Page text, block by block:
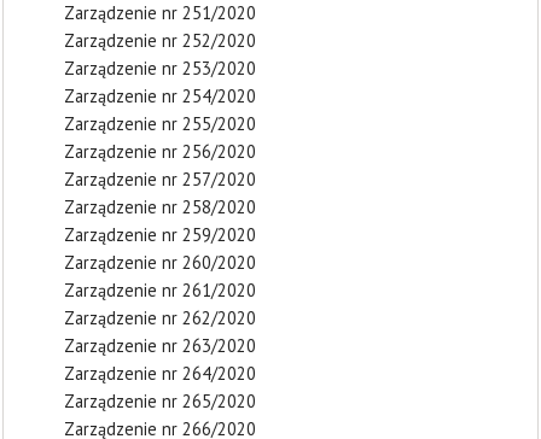
Zarządzenie nr 251/2020
Zarządzenie nr 252/2020
Zarządzenie nr 253/2020
Zarządzenie nr 254/2020
Zarządzenie nr 255/2020
Zarządzenie nr 256/2020
Zarządzenie nr 257/2020
Zarządzenie nr 258/2020
Zarządzenie nr 259/2020
Zarządzenie nr 260/2020
Zarządzenie nr 261/2020
Zarządzenie nr 262/2020
Zarządzenie nr 263/2020
Zarządzenie nr 264/2020
Zarządzenie nr 265/2020
Zarządzenie nr 266/2020